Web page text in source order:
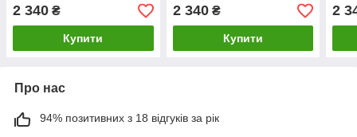
2 340 ₴
Купити
2 340₴
Купити
2
Про нас
94% позитивних з 18 відгуків за рік